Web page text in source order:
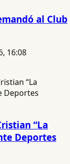
al Club
16:08
“La
Deportes